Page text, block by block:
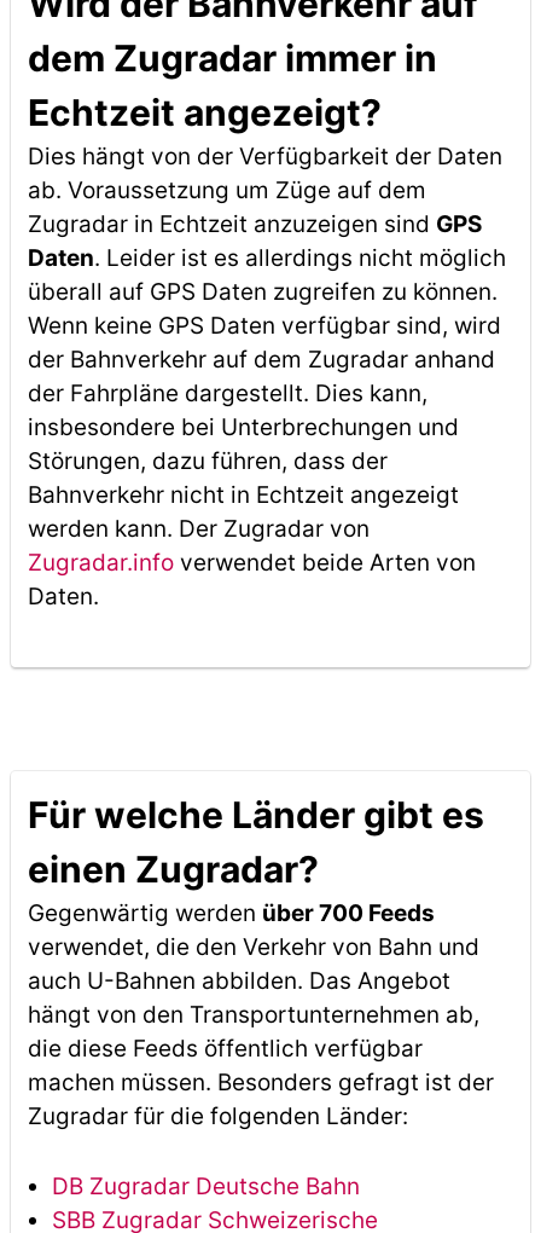
dem Zugradar immer in
Echtzeit angezeigt?
Dies hängt von der Verfügbarkeit der Daten
ab. Voraussetzung um Züge auf dem
Zugradar in Echtzeit anzuzeigen sind GPS
Daten. Leider ist es allerdings nicht möglich
überall auf GPS Daten zugreifen zu können.
Wenn keine GPS Daten verfügbar sind, wird
der Bahnverkehr auf dem Zugradar anhand
der Fahrpläne dargestellt. Dies kann,
insbesondere bei Unterbrechungen und
Störungen, dazu führen, dass der
Bahnverkehr nicht in Echtzeit angezeigt
werden kann. Der Zugradar von
Zugradar.infoverwendet beide Arten von
Daten.
Für welche Länder gibt es
einen Zugradar?
Gegenwärtig werden über 700 Feeds
verwendet, die den Verkehr von Bahn und
auch U-Bahnen abbilden. Das Angebot
hängt von den Transportunternehmen ab,
die diese Feeds öffentlich verfügbar
machen müssen. Besonders gefragt ist der
Zugradar für die folgenden Länder:
DB Zugradar Deutsche Bahn
SBB Zugradar Schweizerische